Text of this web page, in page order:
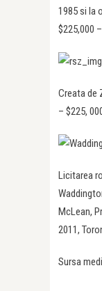
1985 si la
$225,000
Creata de
– $225,
Licitarea
McLean,
2011,
Sursa